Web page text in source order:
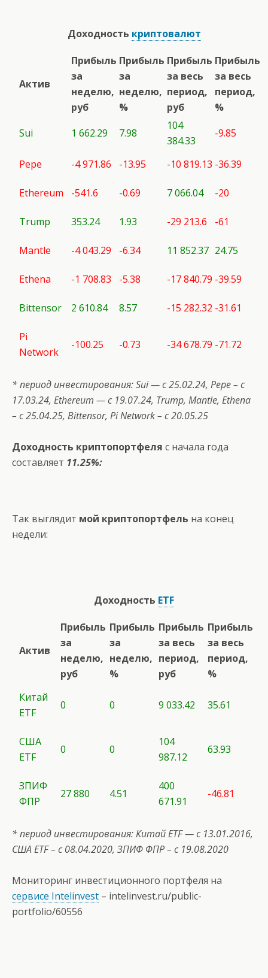
Доходность криптовалют
Актив
Прибыль
за
неделю,
руб
Прибыль
за
неделю,
%
Прибыль
за весь
период,
руб
Прибыль
за весь
период,
%
Sui
1 662.29 7.98
104
384.33
-9.85
Pepe -4 971.86 -13.95 -10 819.13 -36.39
Ethereum -541.6 -0.69 7 066.04 -20
Trump 353.24 1.93 -29 213.6 -61
Mantle -4 043.29 -6.34 11 852.37 24.75
Ethena -1 708.83 -5.38 -17 840.79 -39.59
Bittensor 2 610.84 8.57 -15 282.32 -31.61
Pi
Network
-100.25 -0.73 -34 678.79 -71.72
* период инвестирования:Sui— с 25.02.24, Pepe– с
17.03.24, Ethereum — с 19.07.24, Trump, Mantle, Ethena
– с 25.04.25, Bittensor, PiNetwork– с 20.05.25
Доходность криптопортфеля с начала года
составляет 11.25%:
Так выглядит мой криптопортфель на конец
недели:
Доходность ETF
Актив
Прибыль
за
неделю,
руб
Прибыль
за
неделю,
%
Прибыль
за весь
период,
руб
Прибыль
за весь
период,
%
Китай
ETF
0 0 9 033.42 35.61
США
ETF
0 0
104
987.12
63.93
ЗПИФ
ФПР
27 880 4.51
400
671.91
-46.81
* период инвестирования: Китай ETF — с 13.01.2016,
США ETF– с 08.04.2020, ЗПИФ ФПР – с 19.08.2020
Мониторинг инвестиционного портфеля на
сервисе Intelinvest – intelinvest.ru/public-
portfolio/60556